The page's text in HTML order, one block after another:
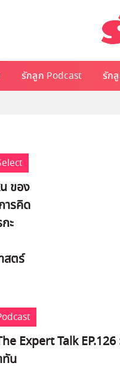
รักลูก Podcast รัก
ของ
ารคิด
ะ
ตร์
Expert Talk
ทัน